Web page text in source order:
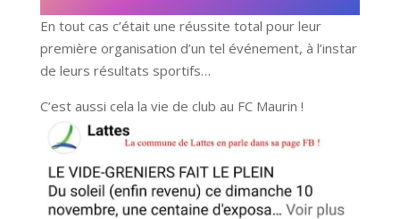
En tout cas c’était une réussite total pour leur
première organisation d’un tel événement, à l’instar
de leurs résultats sportifs…
C’est aussi cela la vie de club au FC Maurin !